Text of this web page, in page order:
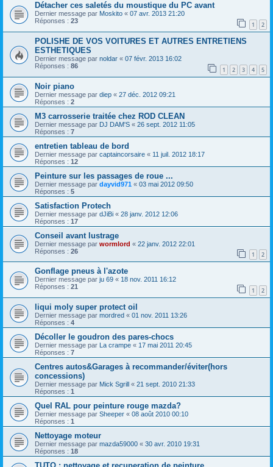
Détacher ces saletés du moustique du PC avant
Dernier message par Moskito « 07 avr. 2013 21:20
Réponses : 23 1 2
POLISHE DE VOS VOITURES ET AUTRES ENTRETIENS
ESTHETIQUES
Dernier message par noldar « 07 févr. 2013 16:02
Réponses : 86 1 2 3 4 5
Noir piano
Dernier message par diep « 27 déc. 2012 09:21
Réponses : 2
M3 carrosserie traitée chez ROD CLEAN
Dernier message par DJ DAM'S « 26 sept. 2012 11:05
Réponses : 7
entretien tableau de bord
Dernier message par captaincorsaire « 11 juil. 2012 18:17
Réponses : 12
Peinture sur les passages de roue ...
Dernier message par dayvid971 « 03 mai 2012 09:50
Réponses : 5
Satisfaction Protech
Dernier message par dJiBi « 28 janv. 2012 12:06
Réponses : 17
Conseil avant lustrage
Dernier message par wormlord « 22 janv. 2012 22:01
Réponses : 26 1 2
Gonflage pneus à l'azote
Dernier message par ju 69 « 18 nov. 2011 16:12
Réponses : 21 1 2
liqui moly super protect oil
Dernier message par mordred « 01 nov. 2011 13:26
Réponses : 4
Décoller le goudron des pares-chocs
Dernier message par La crampe « 17 mai 2011 20:45
Réponses : 7
Centres autos&Garages à recommander/éviter(hors
concessions)
Dernier message par Mick Sgrill « 21 sept. 2010 21:33
Réponses : 1
Quel RAL pour peinture rouge mazda?
Dernier message par Sheeper « 08 août 2010 00:10
Réponses : 1
Nettoyage moteur
Dernier message par mazda59000 « 30 avr. 2010 19:31
Réponses : 18